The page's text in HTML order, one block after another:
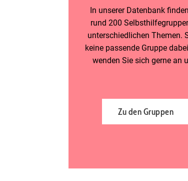
In unserer Datenbank
rund 200
unterschiedlichen Themen.
keine passende Gruppe
wenden Sie sich gerne an
Zu den Gruppen